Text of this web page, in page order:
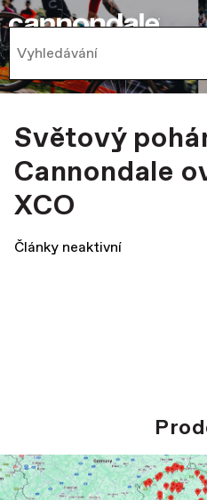
Světový
Cannondale
XCO
Články neaktivní